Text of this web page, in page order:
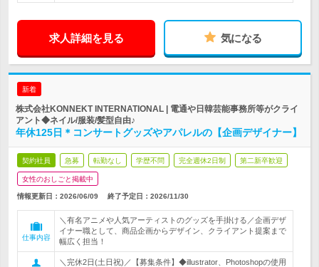
求人詳細を見る 気になる
新着
株式会社KONNEKT INTERNATIONAL | 電通や日韓芸能事務所等がクライ
アント◆ネイル/服装/髪型自由♪
年休125日＊コンサートグッズやアパレルの【企画デザイナー】
契約社員 急募 転勤なし 学歴不問 完全週休2日制 第二新卒歓迎
女性のおしごと掲載中
情報更新日：2026/06/09 終了予定日： 2026/11/30
仕事内容
＼有名アニメや人気アーティストのグッズを手掛ける／企画デザ
イナー職として、商品企画からデザイン、クライアント提案まで
幅広く担当！
＼完休2日(土日祝)／【募集条件】◆illustrator、Photoshopの使用